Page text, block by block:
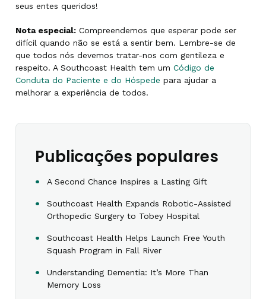
seus entes queridos!
Nota especial: Compreendemos que esperar pode ser
difícil quando não se está a sentir bem. Lembre-se de
que todos nós devemos tratar-nos com gentileza e
respeito. A Southcoast Health tem um Código de
Conduta do Paciente e do Hóspede para ajudar a
melhorar a experiência de todos.
Publicações populares
A Second Chance Inspires a Lasting Gift
Southcoast Health Expands Robotic-Assisted
Orthopedic Surgery to Tobey Hospital
Southcoast Health Helps Launch Free Youth
Squash Program in Fall River
Understanding Dementia: It’s More Than
Memory Loss